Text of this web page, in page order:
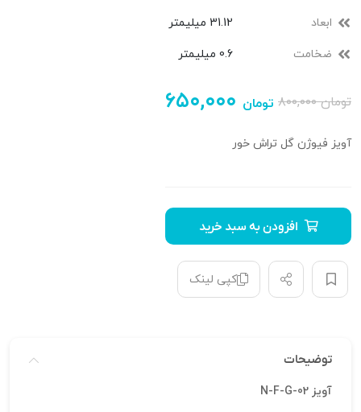
ابعاد 31.12 میلیمتر
ضخامت 0.6 میلیمتر
۸۰۰,۰۰۰تومان ۶۵۰,۰۰۰ تومان
آویز فیوژن گل تراش خور
افزودن به سبد خرید
کپی لینک
توضیحات
آویز N-F-G-02